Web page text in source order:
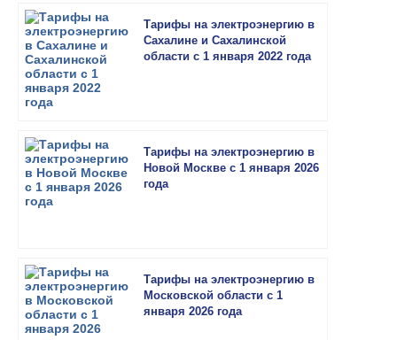
Тарифы на электроэнергию в
Сахалине и Сахалинской
области с 1 января 2022 года
Тарифы на электроэнергию в
Новой Москве с 1 января 2026
года
Тарифы на электроэнергию в
Московской области с 1
января 2026 года